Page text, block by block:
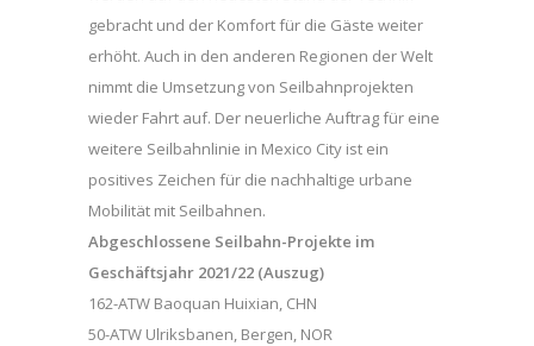
gebracht und der Komfort für die Gäste weiter
erhöht. Auch in den anderen Regionen der Welt
nimmt die Umsetzung von Seilbahnprojekten
wieder Fahrt auf. Der neuerliche Auftrag für eine
weitere Seilbahnlinie in Mexico City ist ein
positives Zeichen für die nachhaltige urbane
Mobilität mit Seilbahnen.
Abgeschlossene Seilbahn-Projekte im
Geschäftsjahr 2021/22 (Auszug)
162-ATW Baoquan Huixian, CHN
50-ATW Ulriksbanen, Bergen, NOR